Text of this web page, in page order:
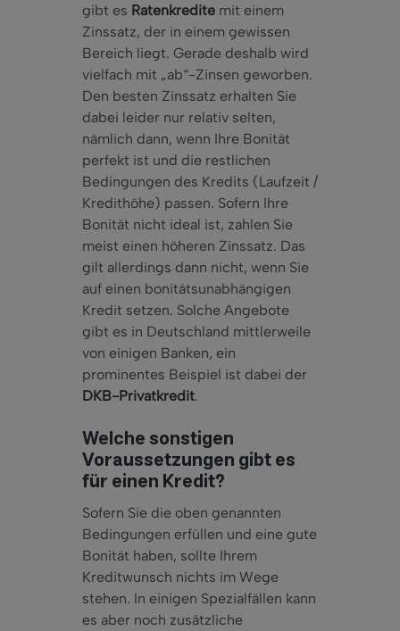
gibt es Ratenkredite mit einem
Zinssatz, der in einem gewissen
Bereich liegt. Gerade deshalb wird
vielfach mit „ab“-Zinsen geworben.
Den besten Zinssatz erhalten Sie
dabei leider nur relativ selten,
nämlich dann, wenn Ihre Bonität
perfekt ist und die restlichen
Bedingungen des Kredits (Laufzeit /
Kredithöhe) passen. Sofern Ihre
Bonität nicht ideal ist, zahlen Sie
meist einen höheren Zinssatz. Das
gilt allerdings dann nicht, wenn Sie
auf einen bonitätsunabhängigen
Kredit setzen. Solche Angebote
gibt es in Deutschland mittlerweile
von einigen Banken, ein
prominentes Beispiel ist dabei der
DKB-Privatkredit.
Welche sonstigen
Voraussetzungen gibt es
für einen Kredit?
Sofern Sie die oben genannten
Bedingungen erfüllen und eine gute
Bonität haben, sollte Ihrem
Kreditwunsch nichts im Wege
stehen. In einigen Spezialfällen kann
es aber noch zusätzliche